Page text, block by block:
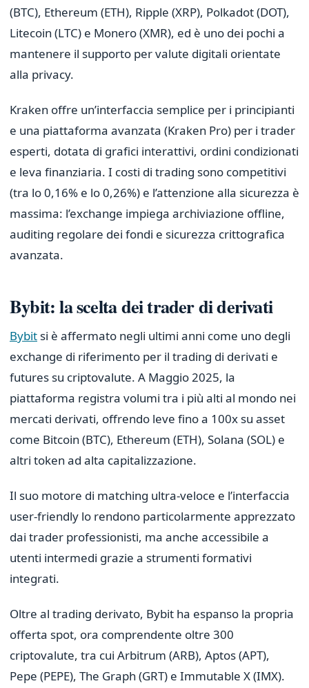
(BTC), Ethereum (ETH), Ripple (XRP), Polkadot (DOT),
Litecoin (LTC) e Monero (XMR), ed è uno dei pochi a
mantenere il supporto per valute digitali orientate
alla privacy.
Kraken offre un’interfaccia semplice per i principianti
e una piattaforma avanzata (Kraken Pro) per i trader
esperti, dotata di grafici interattivi, ordini condizionati
e leva finanziaria. I costi di trading sono competitivi
(tra lo 0,16% e lo 0,26%) e l’attenzione alla sicurezza è
massima: l’exchange impiega archiviazione offline,
auditing regolare dei fondi e sicurezza crittografica
avanzata.
Bybit: la scelta dei trader di derivati
Bybitsi è affermato negli ultimi anni come uno degli
exchange di riferimento per il trading di derivati e
futures su criptovalute. A Maggio 2025, la
piattaforma registra volumi tra i più alti al mondo nei
mercati derivati, offrendo leve fino a 100x su asset
come Bitcoin (BTC), Ethereum (ETH), Solana (SOL) e
altri token ad alta capitalizzazione.
Il suo motore di matching ultra-veloce e l’interfaccia
user-friendly lo rendono particolarmente apprezzato
dai trader professionisti, ma anche accessibile a
utenti intermedi grazie a strumenti formativi
integrati.
Oltre al trading derivato, Bybit ha espanso la propria
offerta spot, ora comprendente oltre 300
criptovalute, tra cui Arbitrum (ARB), Aptos (APT),
Pepe (PEPE), The Graph (GRT) e Immutable X (IMX).